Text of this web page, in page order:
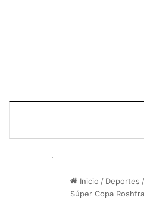
Inicio / Deportes /
Súper Copa